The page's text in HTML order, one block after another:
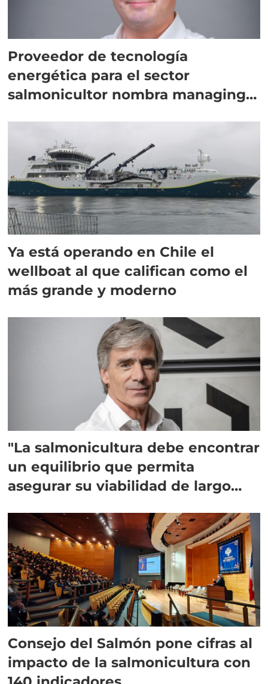
Proveedor de tecnología
energética para el sector
salmonicultor nombra managing
Ya está operando en Chile el
wellboat al que califican como el
más grande y moderno
"La salmonicultura debe encontrar
un equilibrio que permita
asegurar su viabilidad de largo
Consejo del Salmón pone cifras al
impacto de la salmonicultura con